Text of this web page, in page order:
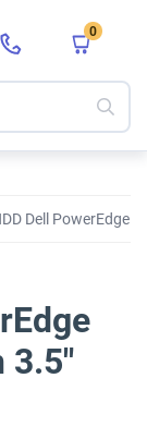
0
Dell PowerEdge
3.5"